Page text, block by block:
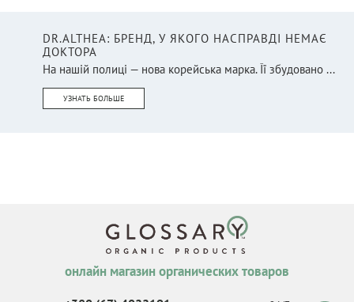
DR.ALTHEA: БРЕНД, У ЯКОГО НАСПРАВДІ НЕМАЄ
ДОКТОРА
На нашій полиці — нова корейська марка. Її збудовано ...
УЗНАТЬ БОЛЬШЕ
онлайн магазин органических товаров